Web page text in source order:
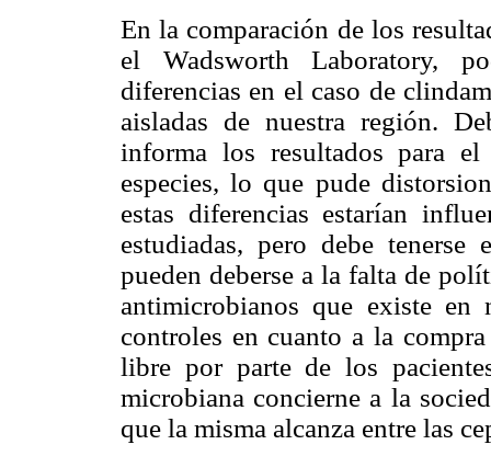
En la comparación de los
el Wadsworth Laboratory,
diferencias en el caso de
aisladas de nuestra región.
informa los resultados para
especies, lo que pude
estas diferencias estarían
estudiadas, pero debe tenerse
pueden deberse a la falta de
antimicrobianos que existe
controles en cuanto a la
libre por parte de los
microbiana concierne a la
que la misma alcanza entre las